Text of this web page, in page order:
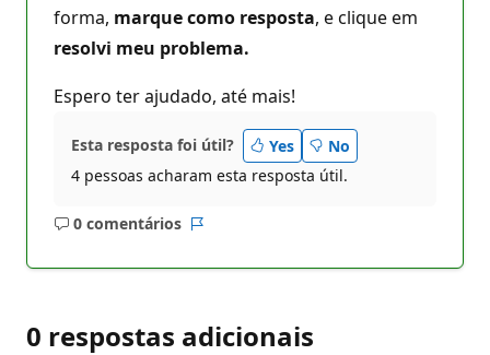
forma, marque como resposta, e clique em
resolvi meu problema.
Espero ter ajudado, até mais!
Esta resposta foi útil? Yes
No
4 pessoas acharam esta resposta útil.
0 comentários
Sem
0 respostas adicionais